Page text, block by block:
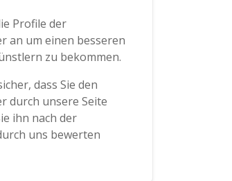
Profile der
an um einen besseren
zu bekommen.
dass Sie den
durch unsere Seite
ihn nach der
uns bewerten